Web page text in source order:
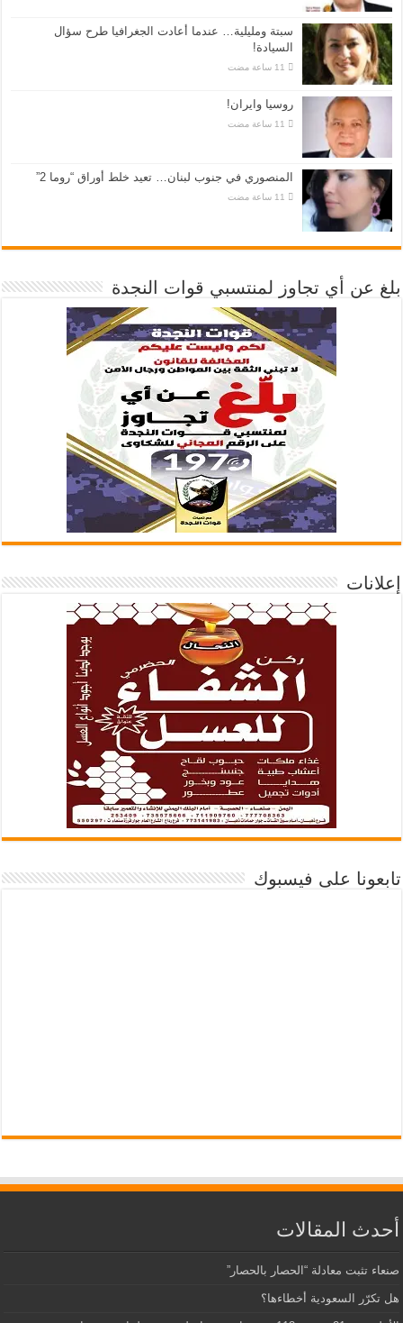
سبتة ومليلية… عندما أعادت الجغرافيا طرح سؤال
السيادة!
روسيا وايران!
المنصوري في جنوب لبنان… تعيد خلط أوراق “روما 2”
بلغ عن أي تجاوز لمنتسبي قوات النجدة
إعلانات
تابعونا على فيسبوك
أحدث المقالات
صنعاء تثبت معادلة “الحصار بالحصار”
هل تكرّر السعودية أخطاءها؟